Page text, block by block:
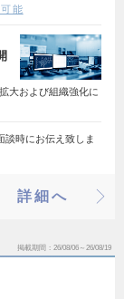
能
大および組織強化に
談時にお伝え致しま
詳細へ
掲載期間 26/08/06～26/08/19